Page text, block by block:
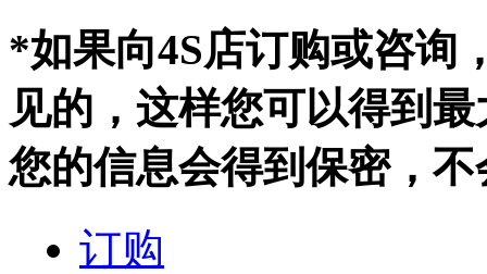
*如果向4S店订购或咨询
见的，这样您可以得到
您的信息会得到保密，
订购